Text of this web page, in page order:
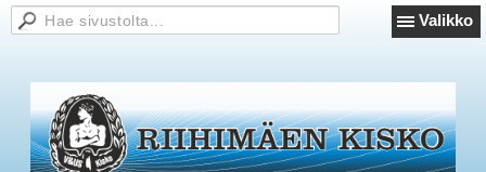
Valikko